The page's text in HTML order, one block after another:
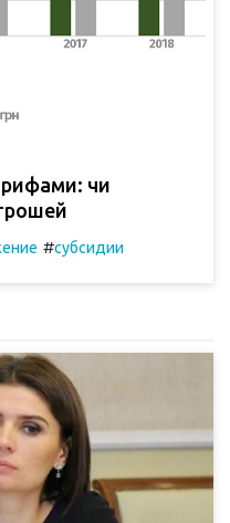
чи
#субсидии